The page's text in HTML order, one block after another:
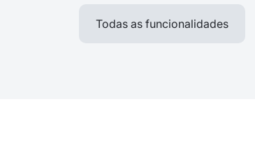
Todas as funcionalidades